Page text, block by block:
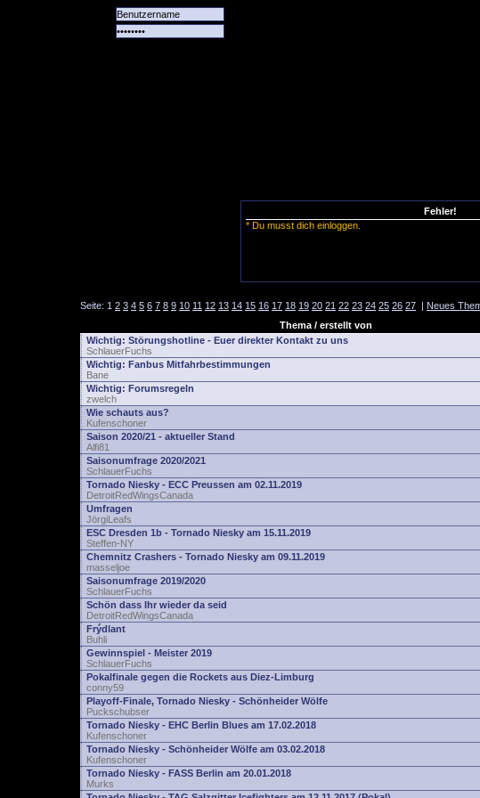
Fehler!
* Du musst dich einloggen.
Seite: 1 2 3 4 5 6 7 8 9 10 11 12 13 14 15 16 17 18 19 20 21 22 23 24 25 26 27 | Neues
Thema / erstellt von
Wichtig: Störungshotline - Euer direkter Kontakt zu uns
SchlauerFuchs
Wichtig: Fanbus Mitfahrbestimmungen
Bane
Wichtig: Forumsregeln
zwelch
Wie schauts aus?
Kufenschoner
Saison 2020/21 - aktueller Stand
Alfi81
Saisonumfrage 2020/2021
SchlauerFuchs
Tornado Niesky - ECC Preussen am 02.11.2019
DetroitRedWingsCanada
Umfragen
JörgiLeafs
ESC Dresden 1b - Tornado Niesky am 15.11.2019
Steffen-NY
Chemnitz Crashers - Tornado Niesky am 09.11.2019
masseljoe
Saisonumfrage 2019/2020
SchlauerFuchs
Schön dass Ihr wieder da seid
DetroitRedWingsCanada
Frýdlant
Buhli
Gewinnspiel - Meister 2019
SchlauerFuchs
Pokalfinale gegen die Rockets aus Diez-Limburg
conny59
Playoff-Finale, Tornado Niesky - Schönheider Wölfe
Puckschubser
Tornado Niesky - EHC Berlin Blues am 17.02.2018
Kufenschoner
Tornado Niesky - Schönheider Wölfe am 03.02.2018
Kufenschoner
Tornado Niesky - FASS Berlin am 20.01.2018
Murks